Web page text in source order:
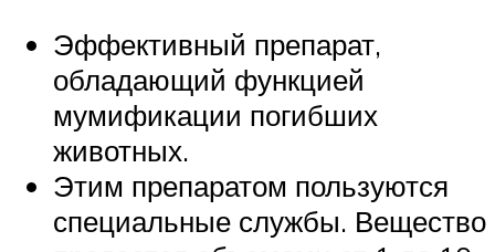
Эффективный препарат,
обладающий функцией
мумификации погибших
животных.
Этим препаратом пользуются
специальные службы. Вещество